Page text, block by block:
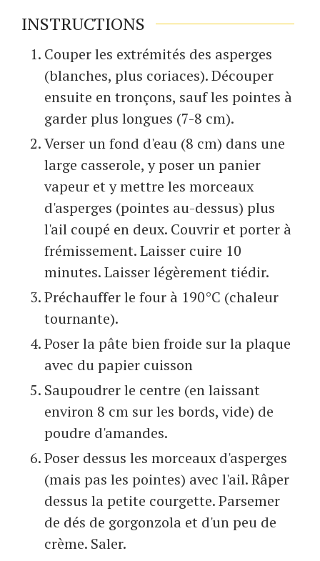
INSTRUCTIONS
Couper les extrémités des asperges
(blanches, plus coriaces). Découper
ensuite en tronçons, sauf les pointes à
garder plus longues (7-8 cm).
Verser un fond d'eau (8 cm) dans une
large casserole, y poser un panier
vapeur et y mettre les morceaux
d'asperges (pointes au-dessus) plus
l'ail coupé en deux. Couvrir et porter à
frémissement. Laisser cuire 10
minutes. Laisser légèrement tiédir.
Préchauffer le four à 190°C (chaleur
tournante).
Poser la pâte bien froide sur la plaque
avec du papier cuisson
Saupoudrer le centre (en laissant
environ 8 cm sur les bords, vide) de
poudre d'amandes.
Poser dessus les morceaux d'asperges
(mais pas les pointes) avec l'ail. Râper
dessus la petite courgette. Parsemer
de dés de gorgonzola et d'un peu de
crème. Saler.